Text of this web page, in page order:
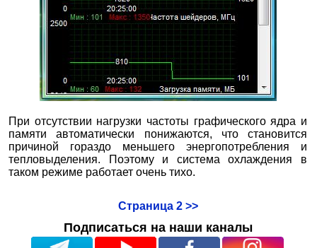
При отсутствии нагрузки частоты графического ядра и
памяти автоматически понижаются, что становится
причиной гораздо меньшего энергопотребления и
тепловыделения. Поэтому и система охлаждения в
таком режиме работает очень тихо.
Страница 2 >>
Подписаться на наши каналы